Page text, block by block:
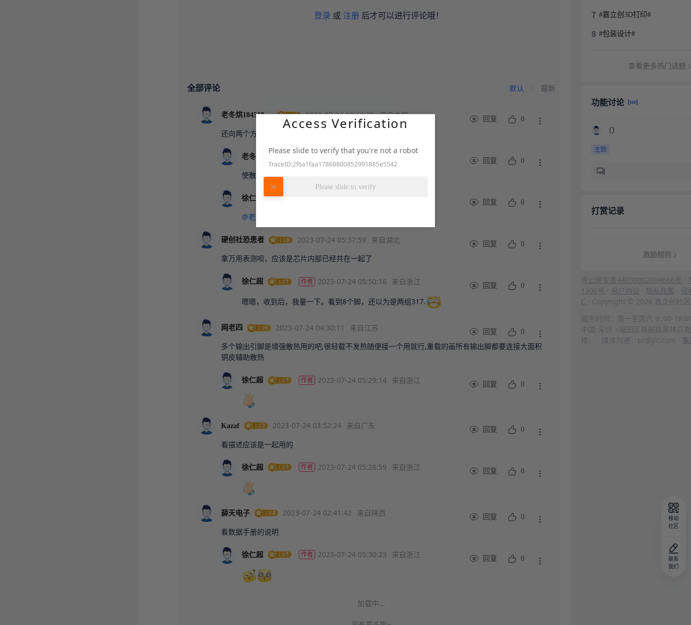
登录 或 注册 后才可以进行评论哦！
全部评论 默认 最新
老冬烘18451010736 2023-07-24 19:10:25 来自未知 回复 0
还向两个方向送出热量呢
2023-07-24 19:11:51 来自未知 回复 0
使散热功能更强了！
徐仁超 回复 0
@老冬烘18451010736
硬创社恐患者 2023-07-24 05:37:59 来自湖北 回复 0
拿万用表测呗，应该是芯片内部已经共在一起了
徐仁超 作者 2023-07-24 05:50:16 来自浙江 回复 0
嗯嗯，收到后，我量一下。看到8个脚，还以为是两组317.
网老四 2023-07-24 04:30:11 来自江苏 回复 0
多个输出引脚是增强散热用的吧,很轻载不发热随便接一个用就行,重载的画所有输出脚都要连接大面积
铜皮辅助散热
徐仁超 作者 2023-07-24 05:29:14 来自浙江 回复 0
Kazaf 2023-07-24 03:52:24 来自广东 回复 0
看描述应该是一起用的
徐仁超 作者 2023-07-24 05:28:59 来自浙江 回复 0
薛天电子 2023-07-24 02:41:42 来自陕西 回复 0
看数据手册的说明
徐仁超 作者 2023-07-24 05:30:23 来自浙江 回复 0
加载中...
#嘉立创3D打印#
#包装设计#
查看更多热门话题
功能讨论
（）
主题
打赏记录
激励规则
粤公网安备44030002004666号
1300号
用户协议 隐私政策
侵
C
· Copyright © 2026 嘉立创社
服务时间：周一至周六 9::00-
中国·深圳（福田区商报路奥林匹
楼） · 媒体沟通：pr@jlc.com ·
移动
社区
联系
我们
Access Verification
Please slide to verify that you're not a robot
TraceID:2f6a1faa17860800852991885e5542
Please slide to verify